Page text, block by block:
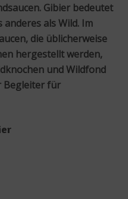
Gibier bedeutet
als Wild. Im
die üblicherweise
hergestellt werden,
und Wildfond
Begleiter für